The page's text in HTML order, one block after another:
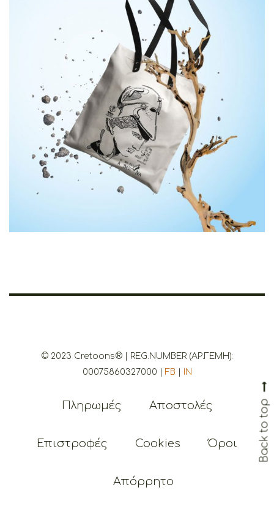
Cretoons Athena Tote Bag –
Heritage Collection
€24.00
© 2023 Cretoons® | REG.NUMBER (ΑΡ.ΓΕΜΗ):
00075860327000 | FB IN
Πληρωμές Αποστολές
Επιστροφές Cookies Όροι
Απόρρητο
Back to top